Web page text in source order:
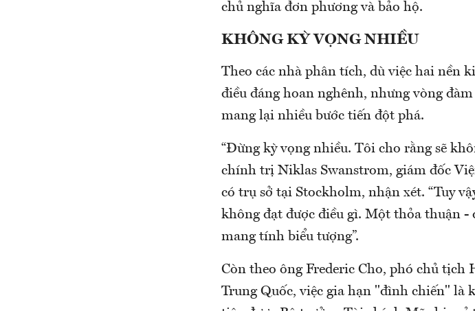
chủ nghĩa đơn phương và bảo hộ.
KHÔNG KỲ VỌNG NHIỀU
Theo các nhà phân tích, dù việc hai nền
điều đáng hoan nghênh, nhưng vòng
mang lại nhiều bước tiến đột phá.
“Đừng kỳ vọng nhiều. Tôi cho rằng sẽ
chính trị Niklas Swanstrom, giám đốc
có trụ sở tại Stockholm, nhận xét. “Tuy
không đạt được điều gì. Một thỏa thuận -
mang tính biểu tượng”.
Còn theo ông Frederic Cho, phó chủ
Trung Quốc, việc gia hạn "đình chiến" là